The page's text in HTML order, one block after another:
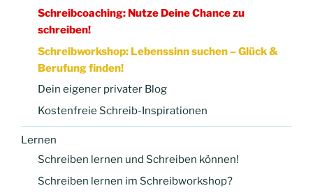
Schreibcoaching: Nutze Deine Chance zu
schreiben!
Schreibworkshop: Lebenssinn suchen – Glück &
Berufung finden!
Dein eigener privater Blog
Kostenfreie Schreib-Inspirationen
Lernen
Schreiben lernen und Schreiben können!
Schreiben lernen im Schreibworkshop?